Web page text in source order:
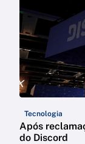
Tecnologia
Após
do Discord